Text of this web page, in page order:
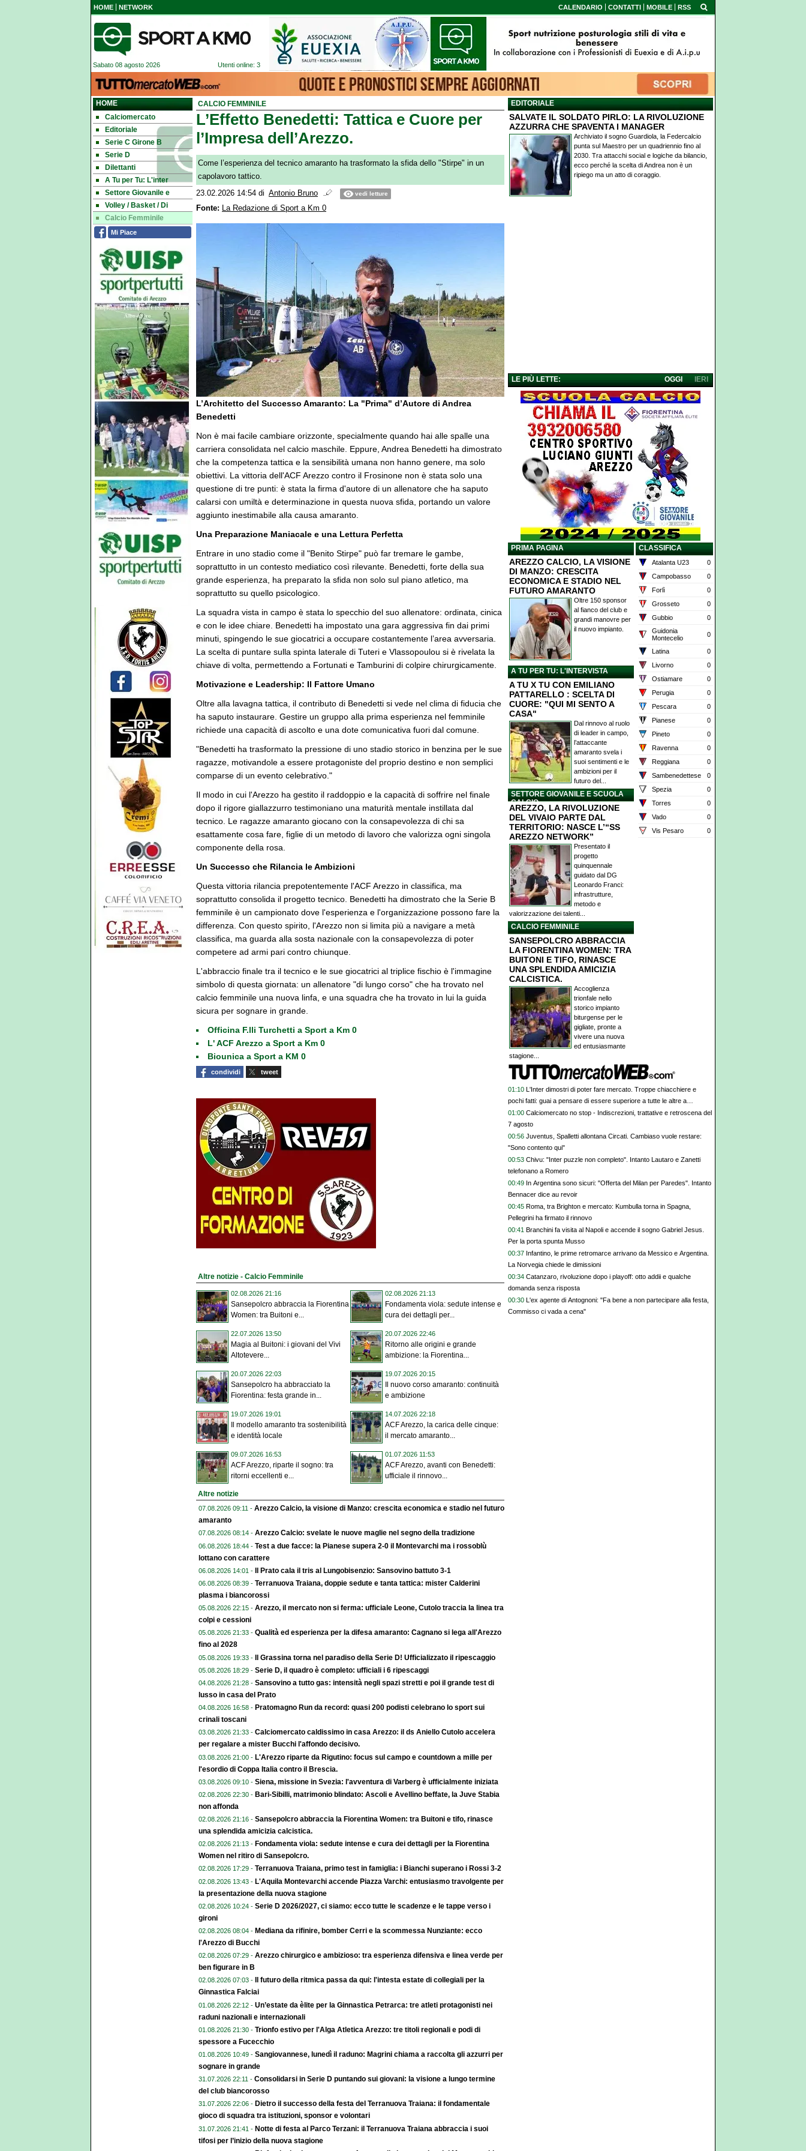
HOME NETWORK CALENDARIO CONTATTI MOBILE RSS
Sabato 08 agosto 2026 Utenti online: 3
HOME
Calciomercato
Editoriale
Serie C Girone B
Serie D
Dilettanti
A Tu per Tu: L'inter
Settore Giovanile e
Volley / Basket / Di
Calcio Femminile
Mi Piace
CALCIO FEMMINILE
L’Effetto Benedetti: Tattica e Cuore per
l’Impresa dell’Arezzo.
Come l’esperienza del tecnico amaranto ha trasformato la sfida dello "Stirpe" in un
capolavoro tattico.
23.02.2026 14:54 di Antonio Bruno vedi letture
Fonte: La Redazione di Sport a Km 0
L’Architetto del Successo Amaranto: La "Prima" d’Autore di Andrea
Benedetti
Non è mai facile cambiare orizzonte, specialmente quando hai alle spalle una
carriera consolidata nel calcio maschile. Eppure, Andrea Benedetti ha dimostrato
che la competenza tattica e la sensibilità umana non hanno genere, ma solo
obiettivi. La vittoria dell'ACF Arezzo contro il Frosinone non è stata solo una
questione di tre punti: è stata la firma d'autore di un allenatore che ha saputo
calarsi con umiltà e determinazione in questa nuova sfida, portando un valore
aggiunto inestimabile alla causa amaranto.
Una Preparazione Maniacale e una Lettura Perfetta
Entrare in uno stadio come il "Benito Stirpe" può far tremare le gambe,
soprattutto in un contesto mediatico così rilevante. Benedetti, forte della sua
grande esperienza, ha preparato la sfida non solo sul piano atletico, ma
soprattutto su quello psicologico.
La squadra vista in campo è stata lo specchio del suo allenatore: ordinata, cinica
e con le idee chiare. Benedetti ha impostato una gara aggressiva fin dai primi
minuti, spingendo le sue giocatrici a occupare costantemente l’area avversaria.
La scelta di puntare sulla spinta laterale di Tuteri e Vlassopoulou si è rivelata la
chiave di volta, permettendo a Fortunati e Tamburini di colpire chirurgicamente.
Motivazione e Leadership: Il Fattore Umano
Oltre alla lavagna tattica, il contributo di Benedetti si vede nel clima di fiducia che
ha saputo instaurare. Gestire un gruppo alla prima esperienza nel femminile
richiede una capacità di ascolto e una dote comunicativa fuori dal comune.
"Benedetti ha trasformato la pressione di uno stadio storico in benzina per le sue
ragazze, motivandole a essere protagoniste del proprio destino e non semplici
comparse di un evento celebrativo."
Il modo in cui l'Arezzo ha gestito il raddoppio e la capacità di soffrire nel finale
dopo il rigore giallazzurro testimoniano una maturità mentale instillata dal
tecnico. Le ragazze amaranto giocano con la consapevolezza di chi sa
esattamente cosa fare, figlie di un metodo di lavoro che valorizza ogni singola
componente della rosa.
Un Successo che Rilancia le Ambizioni
Questa vittoria rilancia prepotentemente l'ACF Arezzo in classifica, ma
soprattutto consolida il progetto tecnico. Benedetti ha dimostrato che la Serie B
femminile è un campionato dove l'esperienza e l'organizzazione possono fare la
differenza. Con questo spirito, l'Arezzo non si limita più a navigare a metà
classifica, ma guarda alla sosta nazionale con la consapevolezza di poter
competere ad armi pari contro chiunque.
L'abbraccio finale tra il tecnico e le sue giocatrici al triplice fischio è l'immagine
simbolo di questa giornata: un allenatore "di lungo corso" che ha trovato nel
calcio femminile una nuova linfa, e una squadra che ha trovato in lui la guida
sicura per sognare in grande.
Officina F.lli Turchetti a Sport a Km 0
L' ACF Arezzo a Sport a Km 0
Biounica a Sport a KM 0
condividi tweet
Altre notizie - Calcio Femminile
02.08.2026 21:16
Sansepolcro abbraccia la Fiorentina
Women: tra Buitoni e...
02.08.2026 21:13
Fondamenta viola: sedute intense e
cura dei dettagli per...
22.07.2026 13:50
Magia al Buitoni: i giovani del Vivi
Altotevere...
20.07.2026 22:46
Ritorno alle origini e grande
ambizione: la Fiorentina...
20.07.2026 22:03
Sansepolcro ha abbracciato la
Fiorentina: festa grande in...
19.07.2026 20:15
Il nuovo corso amaranto: continuità
e ambizione
19.07.2026 19:01
Il modello amaranto tra sostenibilità
e identità locale
14.07.2026 22:18
ACF Arezzo, la carica delle cinque:
il mercato amaranto...
09.07.2026 16:53
ACF Arezzo, riparte il sogno: tra
ritorni eccellenti e...
01.07.2026 11:53
ACF Arezzo, avanti con Benedetti:
ufficiale il rinnovo...
Altre notizie
07.08.2026 09:11 - Arezzo Calcio, la visione di Manzo: crescita economica e stadio nel futuro
amaranto
07.08.2026 08:14 - Arezzo Calcio: svelate le nuove maglie nel segno della tradizione
06.08.2026 18:44 - Test a due facce: la Pianese supera 2-0 il Montevarchi ma i rossoblù
lottano con carattere
06.08.2026 14:01 - Il Prato cala il tris al Lungobisenzio: Sansovino battuto 3-1
06.08.2026 08:39 - Terranuova Traiana, doppie sedute e tanta tattica: mister Calderini
plasma i biancorossi
05.08.2026 22:15 - Arezzo, il mercato non si ferma: ufficiale Leone, Cutolo traccia la linea tra
colpi e cessioni
05.08.2026 21:33 - Qualità ed esperienza per la difesa amaranto: Cagnano si lega all'Arezzo
fino al 2028
05.08.2026 19:33 - Il Grassina torna nel paradiso della Serie D! Ufficializzato il ripescaggio
05.08.2026 18:29 - Serie D, il quadro è completo: ufficiali i 6 ripescaggi
04.08.2026 21:28 - Sansovino a tutto gas: intensità negli spazi stretti e poi il grande test di
lusso in casa del Prato
04.08.2026 16:58 - Pratomagno Run da record: quasi 200 podisti celebrano lo sport sui
crinali toscani
03.08.2026 21:33 - Calciomercato caldissimo in casa Arezzo: il ds Aniello Cutolo accelera
per regalare a mister Bucchi l'affondo decisivo.
03.08.2026 21:00 - L'Arezzo riparte da Rigutino: focus sul campo e countdown a mille per
l'esordio di Coppa Italia contro il Brescia.
03.08.2026 09:10 - Siena, missione in Svezia: l'avventura di Varberg è ufficialmente iniziata
02.08.2026 22:30 - Bari-Sibilli, matrimonio blindato: Ascoli e Avellino beffate, la Juve Stabia
non affonda
02.08.2026 21:16 - Sansepolcro abbraccia la Fiorentina Women: tra Buitoni e tifo, rinasce
una splendida amicizia calcistica.
02.08.2026 21:13 - Fondamenta viola: sedute intense e cura dei dettagli per la Fiorentina
Women nel ritiro di Sansepolcro.
02.08.2026 17:29 - Terranuova Traiana, primo test in famiglia: i Bianchi superano i Rossi 3-2
02.08.2026 13:43 - L'Aquila Montevarchi accende Piazza Varchi: entusiasmo travolgente per
la presentazione della nuova stagione
02.08.2026 10:24 - Serie D 2026/2027, ci siamo: ecco tutte le scadenze e le tappe verso i
gironi
02.08.2026 08:04 - Mediana da rifinire, bomber Cerri e la scommessa Nunziante: ecco
l'Arezzo di Bucchi
02.08.2026 07:29 - Arezzo chirurgico e ambizioso: tra esperienza difensiva e linea verde per
ben figurare in B
02.08.2026 07:03 -
Il futuro della ritmica passa da qui: l'intesta estate di collegiali per la
Ginnastica Falciai
01.08.2026 22:12 - Un’estate da èlite per la Ginnastica Petrarca: tre atleti protagonisti nei
raduni nazionali e internazionali
01.08.2026 21:30 - Trionfo estivo per l'Alga Atletica Arezzo: tre titoli regionali e podi di
spessore a Fucecchio
01.08.2026 10:49 - Sangiovannese, lunedì il raduno: Magrini chiama a raccolta gli azzurri per
sognare in grande
31.07.2026 22:11 - Consolidarsi in Serie D puntando sui giovani: la visione a lungo termine
del club biancorosso
31.07.2026 22:06 - Dietro il successo della festa del Terranuova Traiana: il fondamentale
gioco di squadra tra istituzioni, sponsor e volontari
31.07.2026 21:41 - Notte di festa al Parco Terzani: il Terranuova Traiana abbraccia i suoi
tifosi per l’inizio della nuova stagione
EDITORIALE
SALVATE IL SOLDATO PIRLO: LA RIVOLUZIONE
AZZURRA CHE SPAVENTA I MANAGER
Archiviato il sogno Guardiola, la Federcalcio
punta sul Maestro per un quadriennio fino al
2030. Tra attacchi social e logiche da bilancio,
ecco perché la scelta di Andrea non è un
ripiego ma un atto di coraggio.
LE PIÙ LETTE: IERI
OGGI
PRIMA PAGINA
AREZZO CALCIO, LA VISIONE
DI MANZO: CRESCITA
ECONOMICA E STADIO NEL
FUTURO AMARANTO
Oltre 150 sponsor
al fianco del club e
grandi manovre per
il nuovo impianto.
A TU PER TU: L'INTERVISTA
A TU X TU CON EMILIANO
PATTARELLO : SCELTA DI
CUORE: "QUI MI SENTO A
CASA"
Dal rinnovo al ruolo
di leader in campo,
l’attaccante
amaranto svela i
suoi sentimenti e le
ambizioni per il
futuro del...
SETTORE GIOVANILE E SCUOLA
CALCIO
AREZZO, LA RIVOLUZIONE
DEL VIVAIO PARTE DAL
TERRITORIO: NASCE L’“SS
AREZZO NETWORK”
Presentato il
progetto
quinquennale
guidato dal DG
Leonardo Franci:
infrastrutture,
metodo e
valorizzazione dei talenti...
CALCIO FEMMINILE
SANSEPOLCRO ABBRACCIA
LA FIORENTINA WOMEN: TRA
BUITONI E TIFO, RINASCE
UNA SPLENDIDA AMICIZIA
CALCISTICA.
Accoglienza
trionfale nello
storico impianto
biturgense per le
gigliate, pronte a
vivere una nuova
ed entusiasmante
stagione...
CLASSIFICA
Atalanta U23
0
Campobasso
0
Forlì
0
Grosseto
0
Gubbio
0
Guidonia
Montecelio
0
Latina
0
Livorno
0
Ostiamare
0
Perugia
0
Pescara
0
Pianese
0
Pineto
0
Ravenna
0
Reggiana
0
Sambenedettese
0
Spezia
0
Torres
0
Vado
0
Vis Pesaro
0
01:10 L'Inter dimostri di poter fare mercato. Troppe chiacchiere e
pochi fatti: guai a pensare di essere superiore a tutte le altre a
prescindere. Juve, il portiere può diventare un "problema". Milan-Leao,
serve una decisione netta
01:00 Calciomercato no stop - Indiscrezioni, trattative e retroscena del
7 agosto
00:56 Juventus, Spalletti allontana Circati. Cambiaso vuole restare:
"Sono contento qui"
00:53 Chivu: "Inter puzzle non completo". Intanto Lautaro e Zanetti
telefonano a Romero
00:49 In Argentina sono sicuri: "Offerta del Milan per Paredes". Intanto
Bennacer dice au revoir
00:45 Roma, tra Brighton e mercato: Kumbulla torna in Spagna,
Pellegrini ha firmato il rinnovo
00:41 Branchini fa visita al Napoli e accende il sogno Gabriel Jesus.
Per la porta spunta Musso
00:37 Infantino, le prime retromarce arrivano da Messico e Argentina.
La Norvegia chiede le dimissioni
00:34 Catanzaro, rivoluzione dopo i playoff: otto addii e qualche
domanda senza risposta
00:30 L'ex agente di Antognoni: "Fa bene a non partecipare alla festa,
Commisso ci vada a cena"